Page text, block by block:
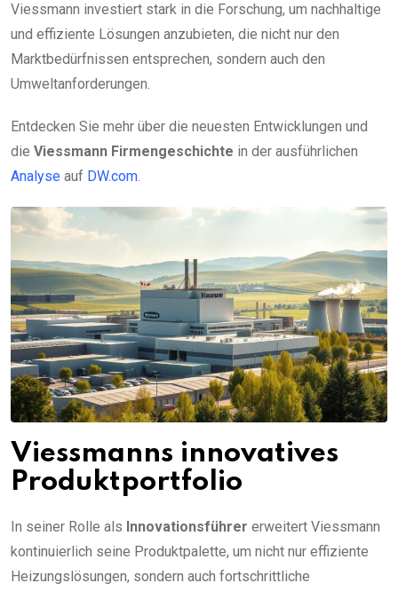
Viessmann investiert stark in die Forschung, um nachhaltige
und effiziente Lösungen anzubieten, die nicht nur den
Marktbedürfnissen entsprechen, sondern auch den
Umweltanforderungen.
Entdecken Sie mehr über die neuesten Entwicklungen und
die Viessmann Firmengeschichte in der ausführlichen
Analyse auf DW.com.
Viessmanns innovatives
Produktportfolio
In seiner Rolle als Innovationsführer erweitert Viessmann
kontinuierlich seine Produktpalette, um nicht nur effiziente
Heizungslösungen, sondern auch fortschrittliche